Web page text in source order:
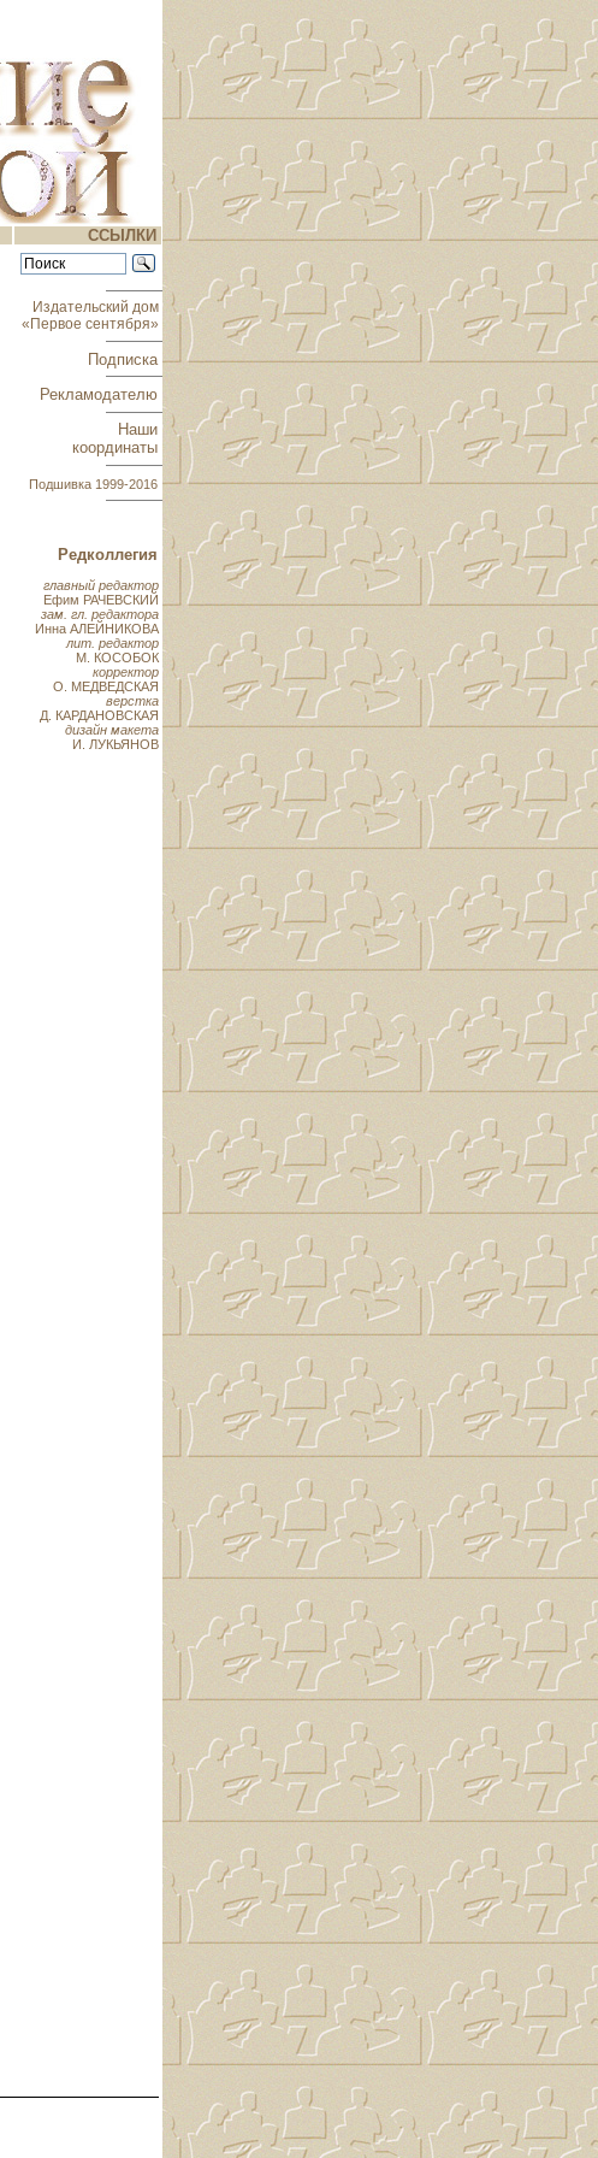
ССЫЛКИ
Издательский дом
«Первое сентября»
Подписка
Рекламодателю
Наши
координаты
Подшивка 1999-2016
Редколлегия
главный редактор
Ефим РАЧЕВСКИЙ
зам. гл. редактора
Инна АЛЕЙНИКОВА
лит. редактор
М. КОСОБОК
корректор
О. МЕДВЕДСКАЯ
верстка
Д. КАРДАНОВСКАЯ
дизайн макета
И. ЛУКЬЯНОВ